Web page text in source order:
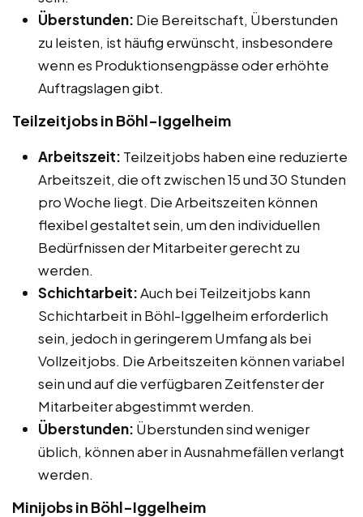
Überstunden: Die Bereitschaft, Überstunden
zu leisten, ist häufig erwünscht, insbesondere
wenn es Produktionsengpässe oder erhöhte
Auftragslagen gibt.
Teilzeitjobs in Böhl-Iggelheim
Arbeitszeit: Teilzeitjobs haben eine reduzierte
Arbeitszeit, die oft zwischen 15 und 30 Stunden
pro Woche liegt. Die Arbeitszeiten können
flexibel gestaltet sein, um den individuellen
Bedürfnissen der Mitarbeiter gerecht zu
werden.
Schichtarbeit:Auch bei Teilzeitjobs kann
Schichtarbeit in Böhl-Iggelheim erforderlich
sein, jedoch in geringerem Umfang als bei
Vollzeitjobs. Die Arbeitszeiten können variabel
sein und auf die verfügbaren Zeitfenster der
Mitarbeiter abgestimmt werden.
Überstunden: Überstunden sind weniger
üblich, können aber in Ausnahmefällen verlangt
werden.
Minijobs in Böhl-Iggelheim